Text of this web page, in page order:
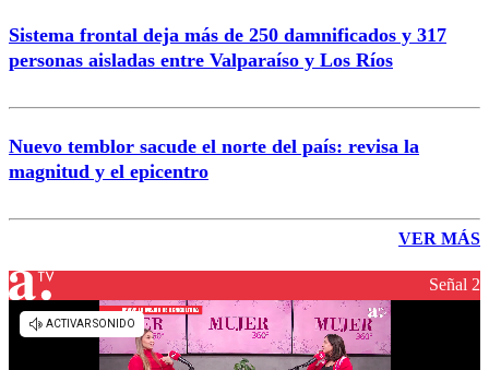
Sistema frontal deja más de 250 damnificados y 317
personas aisladas entre Valparaíso y Los Ríos
Nuevo temblor sacude el norte del país: revisa la
magnitud y el epicentro
VER MÁS
Señal 2